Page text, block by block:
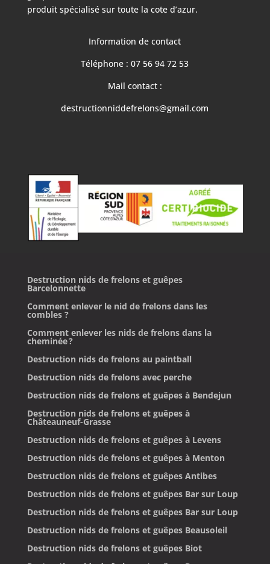
produit spécialisé sur toute la cote d’azur.
Information de contact
Téléphone : 07 56 94 72 53
Mail contact :
destructionniddefrelons@gmail.com
Destruction nids de frelons et guêpes
Barcelonnette
Comment enlever le nid de frelons dans les
combles ?
Comment enlever les nids de frelons dans la
cheminée ?
Destruction nids de frelons au paintball
Destruction nids de frelons avec perche
Destruction nids de frelons et guêpes à Bendejun
Destruction nids de frelons et guêpes à
Châteauneuf-Grasse
Destruction nids de frelons et guêpes à Levens
Destruction nids de frelons et guêpes à Menton
Destruction nids de frelons et guêpes Antibes
Destruction nids de frelons et guêpes Bar sur Loup
Destruction nids de frelons et guêpes Bar sur Loup
Destruction nids de frelons et guêpes Beausoleil
Destruction nids de frelons et guêpes Biot